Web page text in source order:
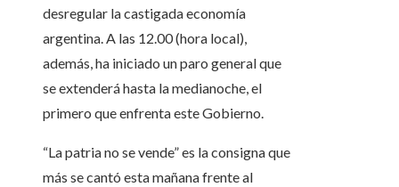
desregular la castigada economía
argentina. A las 12.00 (hora local),
además, ha iniciado un paro general que
se extenderá hasta la medianoche, el
primero que enfrenta este Gobierno.
“La patria no se vende” es la consigna que
más se cantó esta mañana frente al